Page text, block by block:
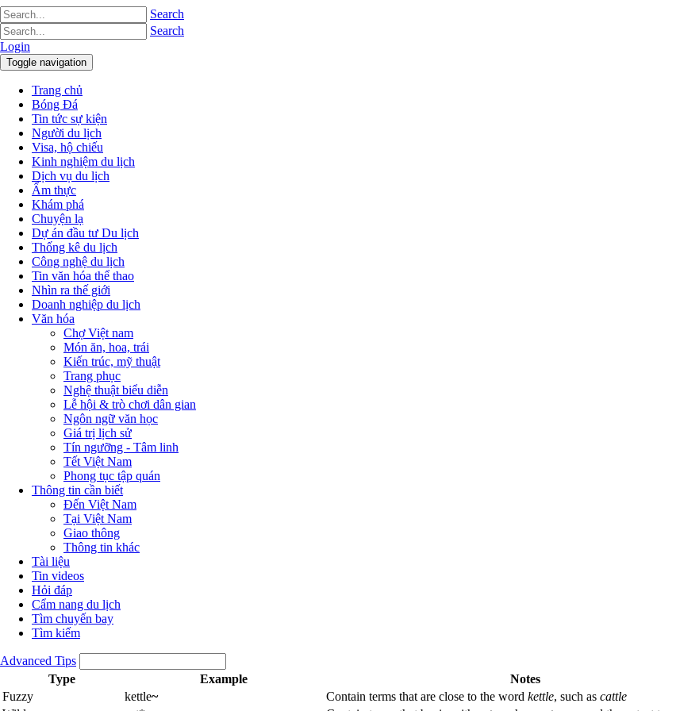
Search
Search
Login
Toggle navigation
Trang chủ
Bóng Đá
Tin tức sự kiện
Người du lịch
Visa, hộ chiếu
Kinh nghiệm du lịch
Dịch vụ du lịch
Ẩm thực
Khám phá
Chuyện lạ
Dự án đầu tư Du lịch
Thống kê du lịch
Công nghệ du lịch
Tin văn hóa thể thao
Nhìn ra thế giới
Doanh nghiệp du lịch
Văn hóa
Chợ Việt nam
Món ăn, hoa, trái
Kiến trúc, mỹ thuật
Trang phục
Nghệ thuật biểu diễn
Lễ hội & trò chơi dân gian
Ngôn ngữ văn học
Giá trị lịch sử
Tín ngưỡng - Tâm linh
Tết Việt Nam
Phong tục tập quán
Thông tin cần biết
Đến Việt Nam
Tại Việt Nam
Giao thông
Thông tin khác
Tài liệu
Tin videos
Hỏi đáp
Cẩm nang du lịch
Tìm chuyến bay
Tìm kiếm
Advanced Tips
Type
Example
Notes
Fuzzy
kettle~ Contain terms that are close to the word kettle, such as cattle